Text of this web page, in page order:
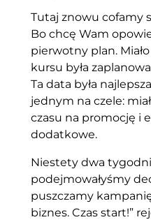
Tutaj znowu cofamy
Bo chcę Wam
pierwotny plan.
kursu była
Ta data była
jednym na czele:
czasu na promocję i
dodatkowe.
Niestety dwa
podejmowałyśmy
puszczamy
biznes. Czas start!”